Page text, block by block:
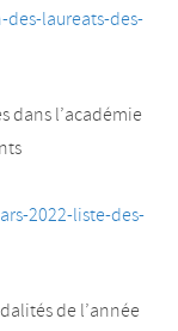
laureats-des-
dans l’académie
2022-liste-des-
de l’année